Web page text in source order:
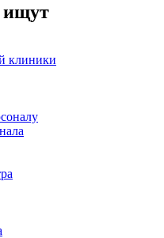
ищут
клиники